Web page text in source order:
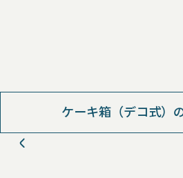
ケーキ箱（デコ式）